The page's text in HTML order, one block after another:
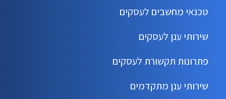
טכנאי מחשבים לעסקים
שירותי ענן לעסקים
פתרונות תקשורת לעסקים
שירותי ענן מתקדמים